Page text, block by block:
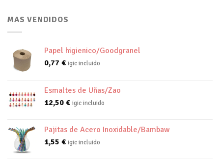
MAS VENDIDOS
Papel higienico/Goodgranel
0,77 € igic incluido
Esmaltes de Uñas/Zao
12,50 € igic incluido
Pajitas de Acero Inoxidable/Bambaw
1,55 € igic incluido